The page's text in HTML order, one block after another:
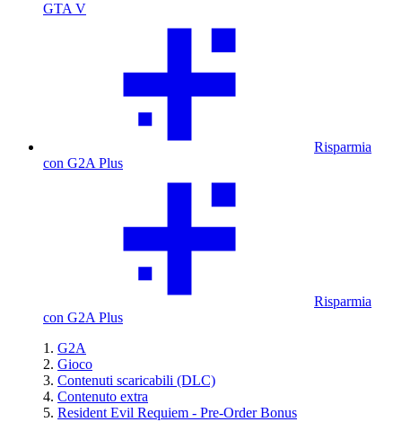
GTA V
Risparmia
con G2A Plus
Risparmia
con G2A Plus
G2A
Gioco
Contenuti scaricabili (DLC)
Contenuto extra
Resident Evil Requiem - Pre-Order Bonus